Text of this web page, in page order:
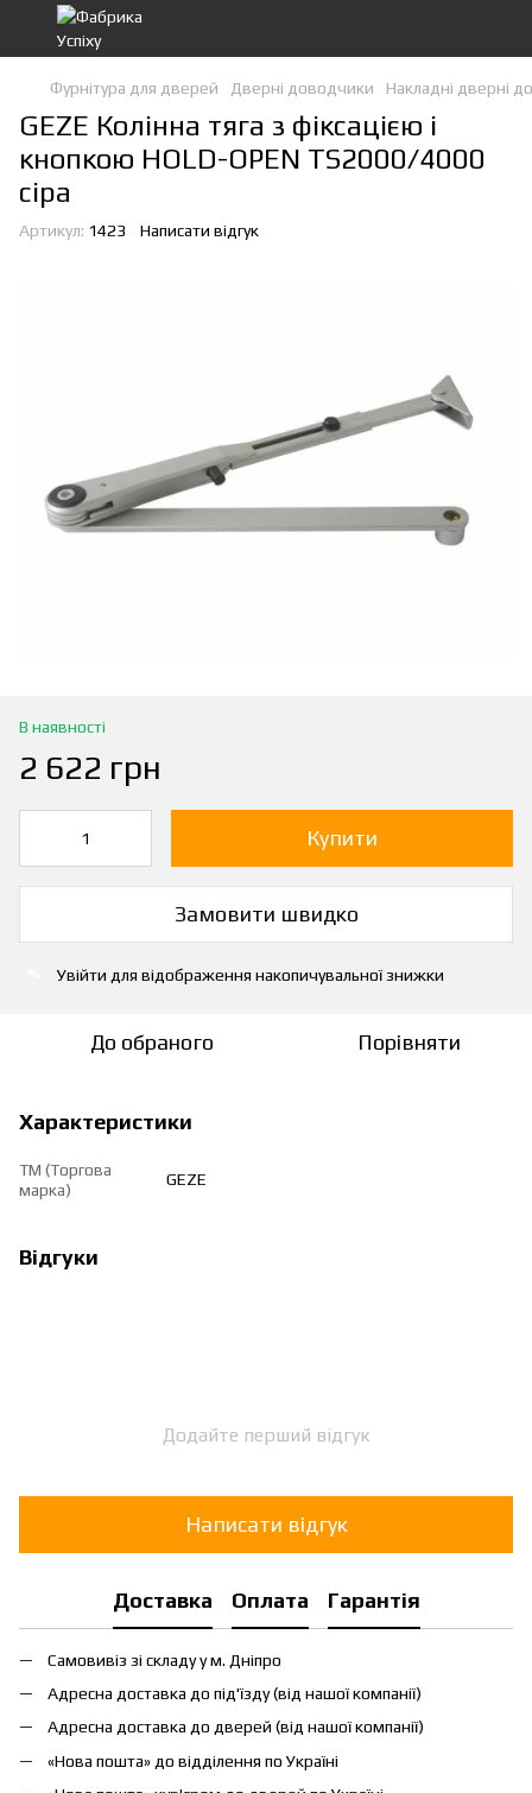
Фурнітура для дверей Дверні доводчики Накладні дверні
GEZE Колінна тяга з фіксацією і
кнопкою HOLD-OPEN TS2000/4000
сіра
Артикул: 1423 Написати відгук
В наявності
2 622 грн
Купити
Замовити швидко
Увійти для відображення накопичувальної знижки
До обраного Порівняти
Характеристики
ТМ (Торгова
марка)
GEZE
Відгуки
Додайте перший відгук
Написати відгук
Доставка Оплата Гарантія
Самовивіз зі складу у м. Дніпро
Адресна доставка до під'їзду (від нашої компанії)
Адресна доставка до дверей (від нашої компанії)
«Нова пошта» до відділення по Україні